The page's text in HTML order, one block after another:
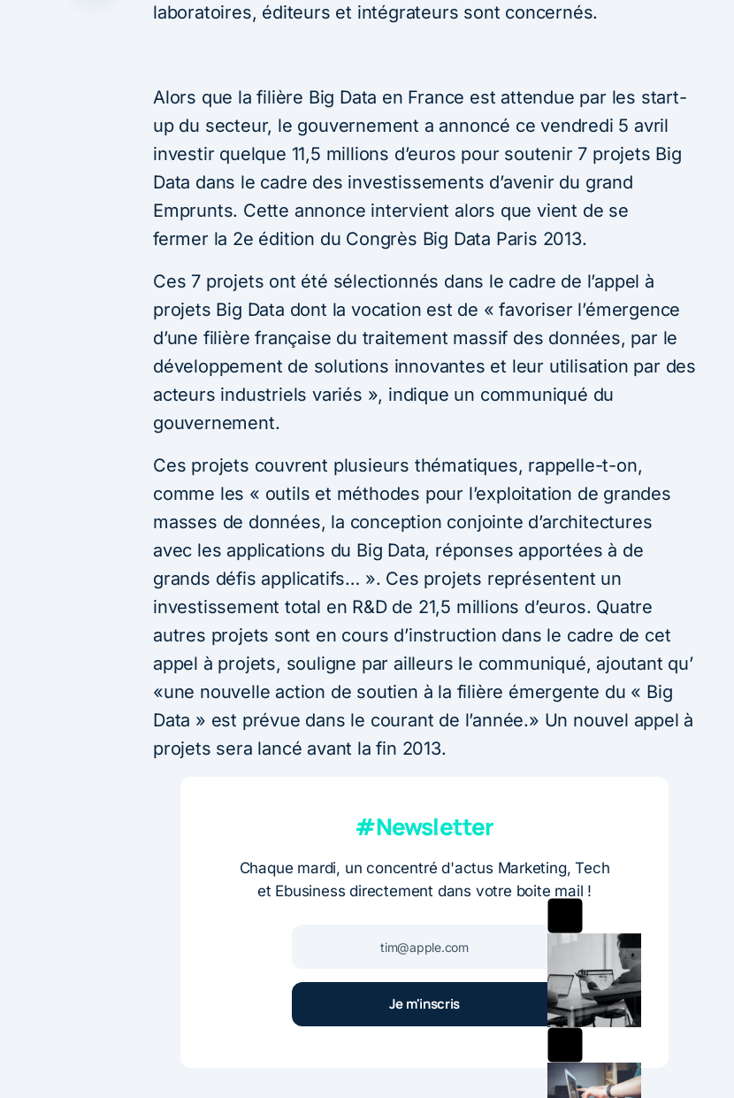
laboratoires, éditeurs et intégrateurs sont concernés.
Alors que la filière Big Data en France est attendue par les start-
up du secteur, le gouvernement a annoncé ce vendredi 5 avril
investir quelque 11,5 millions d’euros pour soutenir 7 projets Big
Data dans le cadre des investissements d’avenir du grand
Emprunts. Cette annonce intervient alors que vient de se
fermer la 2e édition du Congrès Big Data Paris 2013.
Ces 7 projets ont été sélectionnés dans le cadre de l’appel à
projets Big Data dont la vocation est de « favoriser l’émergence
d’une filière française du traitement massif des données, par le
développement de solutions innovantes et leur utilisation par des
acteurs industriels variés », indique un communiqué du
gouvernement.
Ces projets couvrent plusieurs thématiques, rappelle-t-on,
comme les « outils et méthodes pour l’exploitation de grandes
masses de données, la conception conjointe d’architectures
avec les applications du Big Data, réponses apportées à de
grands défis applicatifs… ». Ces projets représentent un
investissement total en R&D de 21,5 millions d’euros. Quatre
autres projets sont en cours d’instruction dans le cadre de cet
appel à projets, souligne par ailleurs le communiqué, ajoutant qu’
«une nouvelle action de soutien à la filière émergente du « Big
Data » est prévue dans le courant de l’année.» Un nouvel appel à
projets sera lancé avant la fin 2013.
#Newsletter
Chaque mardi, un concentré d'actus Marketing, Tech
et Ebusiness directement dans votre boite mail !